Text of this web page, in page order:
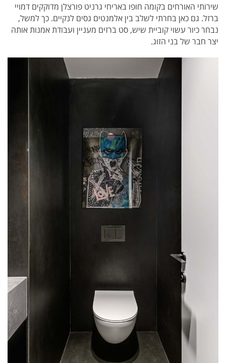
שירותי האורחים בקומה חופו באריחי גרניט פורצלן מדוקקים דמויי
ברזל. גם כאן בחרתי לשלב בין אלמנטים גסים לנקיים. כך למשל,
נבחר כיור עשוי קוביית שיש, סט ברזים מעניין ועבודת אמנות אותה
יצר חבר של בני הזוג.